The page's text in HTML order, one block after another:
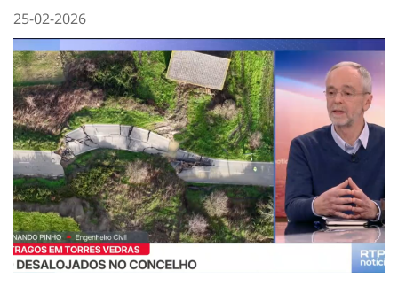
25-02-2026